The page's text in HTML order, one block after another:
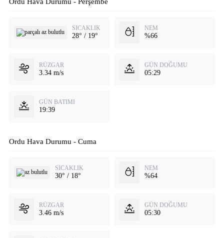
SICAKLIK
28° / 19°
NEM
%66
RÜZGAR
3.34 m/s
GÜN DOĞUMU
05:29
GÜN BATIMI
19:39
Ordu Hava Durumu - Cuma
SICAKLIK
30° / 18°
NEM
%64
RÜZGAR
3.46 m/s
GÜN DOĞUMU
05:30